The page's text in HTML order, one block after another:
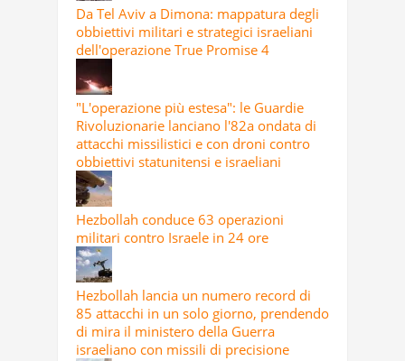
Da Tel Aviv a Dimona: mappatura degli
obbiettivi militari e strategici israeliani
dell'operazione True Promise 4
"L'operazione più estesa": le Guardie
Rivoluzionarie lanciano l'82a ondata di
attacchi missilistici e con droni contro
obbiettivi statunitensi e israeliani
Hezbollah conduce 63 operazioni
militari contro Israele in 24 ore
Hezbollah lancia un numero record di
85 attacchi in un solo giorno, prendendo
di mira il ministero della Guerra
israeliano con missili di precisione